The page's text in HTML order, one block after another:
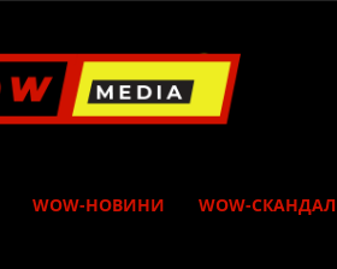
Media
WOW-НОВИНИ WOW-СКАНДАЛ